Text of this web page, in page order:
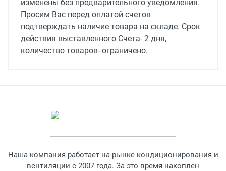
изменены без предварительного уведомления.
Просим Вас перед оплатой счетов
подтверждать наличие товара на складе. Срок
действия выставленного Счета- 2 дня,
количество товаров- ограничено.
Наша компания работает на рынке кондиционирования и
вентиляции с 2007 года. За это время накоплен